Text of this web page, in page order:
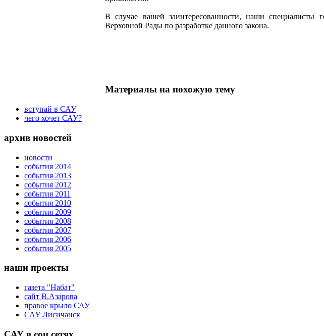
В случае вашей заинтересованности, наши специалисты
Верховной Рады по разработке данного закона.
Материалы на похожую тему
вступай в САУ
чего хочет САУ?
архив новостей
новости
события 2014
события 2013
события 2012
события 2011
события 2010
события 2009
события 2008
события 2007
события 2006
события 2005
наши проекты
газета "Набат"
сайт В.Азарова
правое крыло САУ
САУ Лисичанск